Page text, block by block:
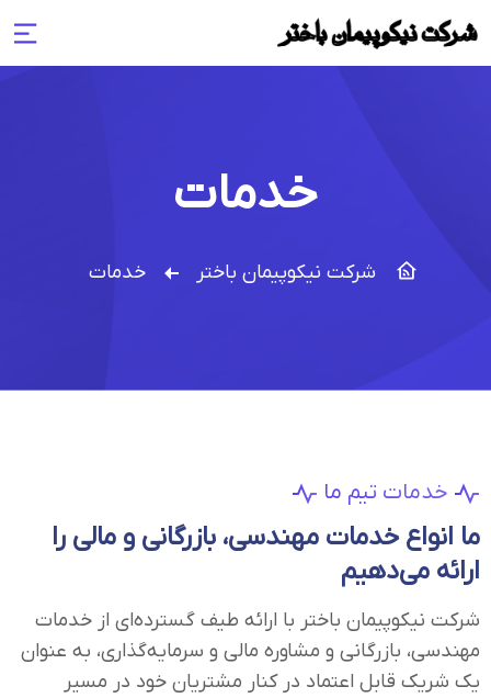
خدمات
شرکت نیکوپیمان باختر خدمات
خدمات تیم ما
ما انواع خدمات مهندسی، بازرگانی و مالی را
ارائه می‌دهیم
شرکت نیکوپیمان باختر با ارائه طیف گسترده‌ای از خدمات
مهندسی، بازرگانی و مشاوره مالی و سرمایه‌گذاری، به عنوان
یک شریک قابل اعتماد در کنار مشتریان خود در مسیر